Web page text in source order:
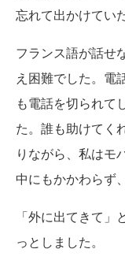
忘れて出かけてい
フランス語が話せ
え困難でした。電
も電話を切られて
た。誰も助けてく
りながら、私はモ
中にもかかわらず
「外に出てきて」
っとしました。